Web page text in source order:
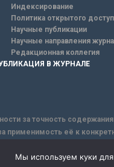
Индексирование
Политика открытого
Научные публикации
Научные направления
Редакционная коллегия
В ЖУРНАЛЕ
за точность
применимость её к
Мы используем куки